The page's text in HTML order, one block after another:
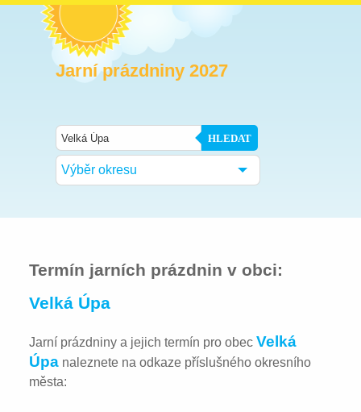
Jarní prázdniny 2027
HLEDAT
Výběr okresu
Termín jarních prázdnin v obci:
Velká Úpa
Jarní prázdniny a jejich termín pro obecVelká
Úpa naleznete na odkaze příslušného okresního
města: